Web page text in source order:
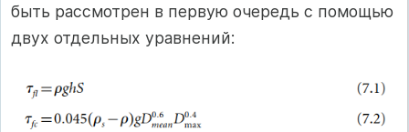
быть рассмотрен в первую очередь с помощью
двух отдельных уравнений: